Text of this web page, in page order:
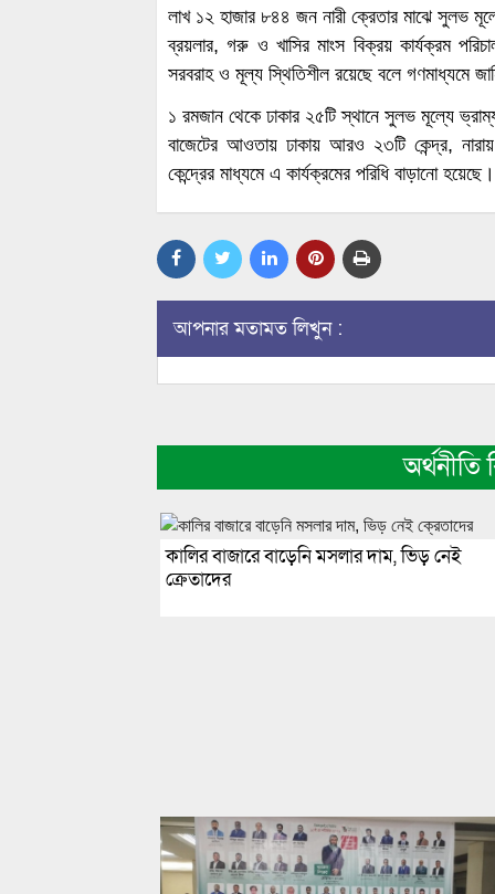
লাখ ১২ হাজার ৮৪৪ জন নারী ক্রেতার মাঝে সুলভ
ব্রয়লার, গরু ও খাসির মাংস বিক্রয় কার্যক্রম
সরবরাহ ও মূল্য স্থিতিশীল রয়েছে বলে গণমাধ্যমে
১ রমজান থেকে ঢাকার ২৫টি স্থানে সুলভ মূল্যে
বাজেটের আওতায় ঢাকায় আরও ২৩টি কেন্দ্র,
কেন্দ্রের মাধ্যমে এ কার্যক্রমের পরিধি বাড়ানো হয়েছে।
আপনার মতামত লিখুন :
কালির বাজারে বাড়েনি মসলার দাম, ভিড় নেই
ক্রেতাদের